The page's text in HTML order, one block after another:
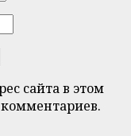
сайта в этом